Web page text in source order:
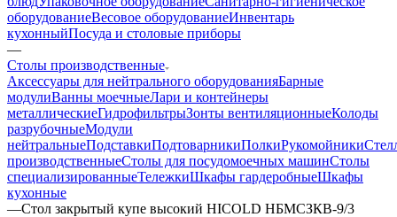
оборудованиеВесовое оборудованиеИнвентарь
кухонныйПосуда и столовые приборы
—
Столы производственные
Аксессуары для нейтрального оборудованияБарные
модулиВанны моечныеЛари и контейнеры
металлическиеГидрофильтрыЗонты вентиляционныеКолоды
разрубочныеМодули
нейтральныеПодставкиПодтоварникиПолкиРукомойники
производственныеСтолы для посудомоечных машинСтолы
специализированныеТележкиШкафы гардеробныеШкафы
кухонные
—Стол закрытый купе высокий HICOLD НБМСЗКВ-9/3